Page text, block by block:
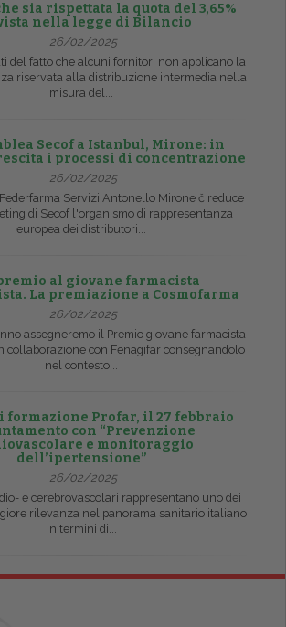
sia rispettata la quota del 3,65%
nella legge di Bilancio
26/02/2025
del fatto che alcuni fornitori non applicano la
riservata alla distribuzione intermedia nella
misura del...
Secof a Istanbul, Mirone: in
i processi di concentrazione
26/02/2025
Servizi Antonello Mirone č reduce
di Secof l'organismo di rappresentanza
europea dei distributori...
al giovane farmacista
La premiazione a Cosmofarma
26/02/2025
assegneremo il Premio giovane farmacista
collaborazione con Fenagifar consegnandolo
nel contesto...
formazione Profar, il 27 febbraio
con “Prevenzione
e monitoraggio
dell’ipertensione”
26/02/2025
e cerebrovascolari rappresentano uno dei
rilevanza nel panorama sanitario italiano
in termini di...